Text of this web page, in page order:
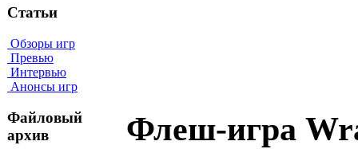
Статьи
Обзоры игр
Превью
Интервью
Анонсы игр
Файловый
архив
Флеш-игра